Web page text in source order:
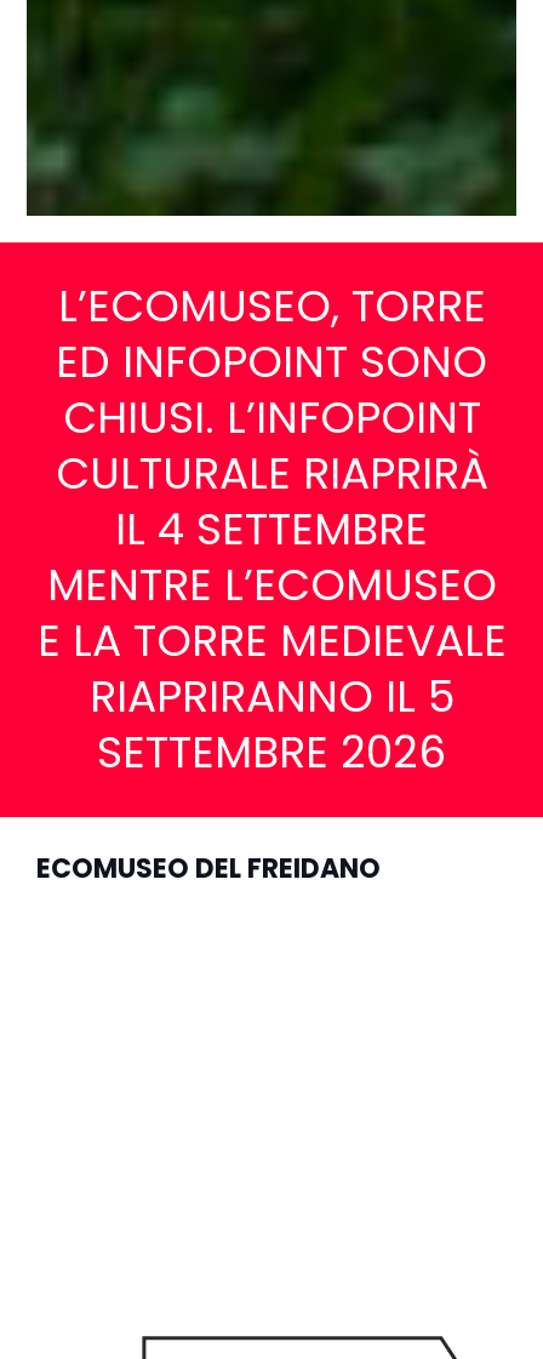
L’ECOMUSEO, TORRE
ED INFOPOINT SONO
CHIUSI. L’INFOPOINT
CULTURALE RIAPRIRÀ
IL 4 SETTEMBRE
MENTRE L’ECOMUSEO
E LA TORRE MEDIEVALE
RIAPRIRANNO IL 5
SETTEMBRE 2026
ECOMUSEO DEL FREIDANO